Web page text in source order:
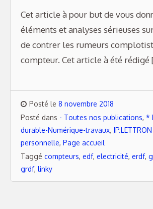
Cet article à pour but de vous
éléments et analyses sérieuses
de contrer les rumeurs
compteur. Cet article à été rédigé
Posté le 8 novembre 2018
Posté dans - Toutes nos publications, *
durable-Numérique-travaux,
personnelle, Page accueil
Taggé compteurs, edf, electricité, erdf,
grdf, linky